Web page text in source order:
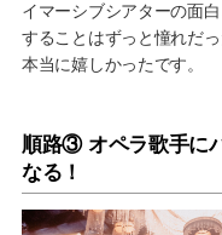
イマーシブシアターの面
することはずっと憧れだ
本当に嬉しかったです。
順路③ オペラ歌手に
なる！